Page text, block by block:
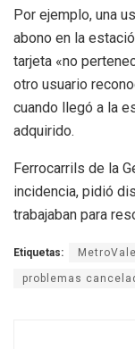
Por ejemplo, una
abono en la
tarjeta «no
otro usuario
cuando llegó a la
adquirido.
Ferrocarrils de la
incidencia, pidió
trabajaban para
Etiquetas:
problemas